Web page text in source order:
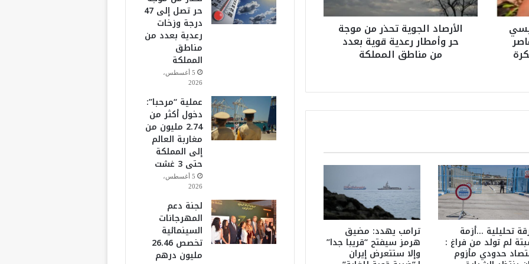
ا
ل
م
و
ج
ة
ح
و
م
الأرصاد الجوية تحذر من موجة
حر وأمطار رعدية قوية بعدد
من مناطق المملكة
تحليلية …أزمة
لم تولد من فراغ :
حدودي مأزوم
ترامب يهدد: مضيق
هرمز سيفتح “قريبا جدا”
وإلا ستتعرض إيران
حر تصل إلى 47
درجة وزخات
رعدية بعدد من
مناطق
المملكة
5 أغسطس،
2026
عملية “مرحبا”:
دخول أكثر من
2.74 مليون من
مغاربة العالم
إلى المملكة
حتى 3 غشت
5 أغسطس،
2026
لجنة دعم
المهرجانات
السينمائية
تخصص 26.46
مليون درهم